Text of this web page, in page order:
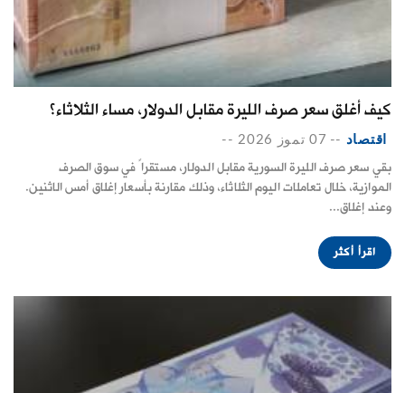
كيف أغلق سعر صرف الليرة مقابل الدولار، مساء الثلاثاء؟
اقتصاد -- 07 تموز 2026 --
بقي سعر صرف الليرة السورية مقابل الدولار، مستقراً في سوق الصرف
الموازية، خلال تعاملات اليوم الثلاثاء، وذلك مقارنة بأسعار إغلاق أمس الاثنين.
وعند إغلاق...
اقرأ أكثر